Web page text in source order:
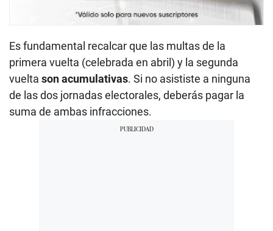
Es fundamental recalcar que las multas de la
primera vuelta (celebrada en abril) y la segunda
vuelta son acumulativas. Si no asististe a ninguna
de las dos jornadas electorales, deberás pagar la
suma de ambas infracciones.